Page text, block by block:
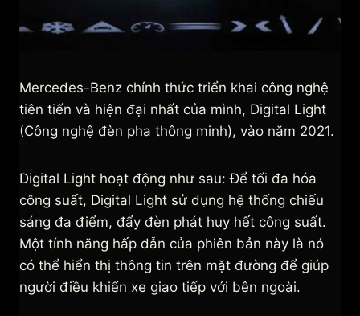
Mercedes-Benz chính thức triển khai công nghệ
tiên tiến và hiện đại nhất của mình, Digital Light
(Công nghệ đèn pha thông minh), vào năm 2021.
Digital Light hoạt động như sau: Để tối đa hóa
công suất, Digital Light sử dụng hệ thống chiếu
sáng đa điểm, đẩy đèn phát huy hết công suất.
Một tính năng hấp dẫn của phiên bản này là nó
có thể hiển thị thông tin trên mặt đường để giúp
người điều khiển xe giao tiếp với bên ngoài.